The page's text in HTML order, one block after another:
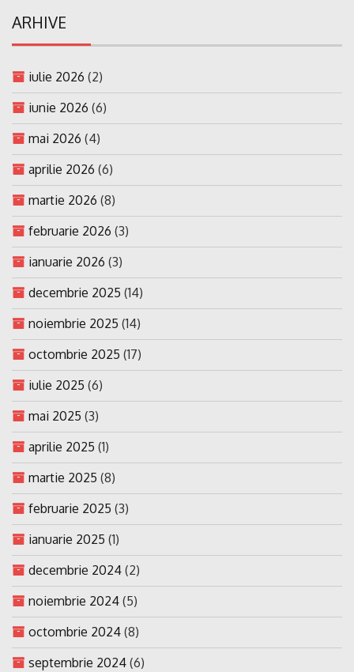
ARHIVE
iulie 2026 (2)
iunie 2026 (6)
mai 2026 (4)
aprilie 2026 (6)
martie 2026 (8)
februarie 2026 (3)
ianuarie 2026 (3)
decembrie 2025 (14)
noiembrie 2025 (14)
octombrie 2025 (17)
iulie 2025 (6)
mai 2025 (3)
aprilie 2025 (1)
martie 2025 (8)
februarie 2025 (3)
ianuarie 2025 (1)
decembrie 2024 (2)
noiembrie 2024 (5)
octombrie 2024 (8)
septembrie 2024 (6)